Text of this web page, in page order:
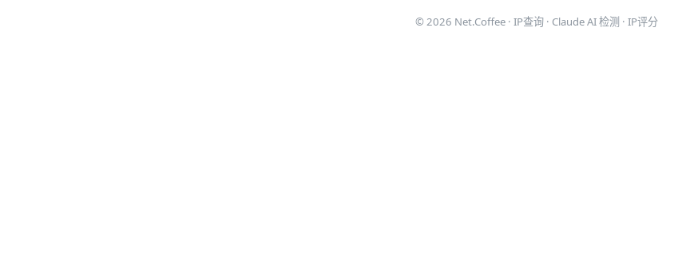
© 2026 Net.Coffee · IP查询 · Claude AI 检测 · IP评分